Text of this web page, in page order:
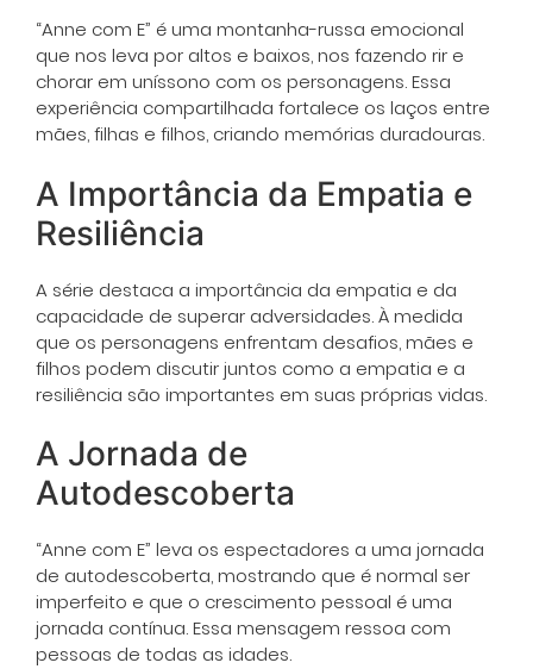
“Anne com E” é uma montanha-russa emocional
que nos leva por altos e baixos, nos fazendo rir e
chorar em uníssono com os personagens. Essa
experiência compartilhada fortalece os laços entre
mães, filhas e filhos, criando memórias duradouras.
A Importância da Empatia e
Resiliência
A série destaca a importância da empatia e da
capacidade de superar adversidades. À medida
que os personagens enfrentam desafios, mães e
filhos podem discutir juntos como a empatia e a
resiliência são importantes em suas próprias vidas.
A Jornada de
Autodescoberta
“Anne com E” leva os espectadores a uma jornada
de autodescoberta, mostrando que é normal ser
imperfeito e que o crescimento pessoal é uma
jornada contínua. Essa mensagem ressoa com
pessoas de todas as idades.